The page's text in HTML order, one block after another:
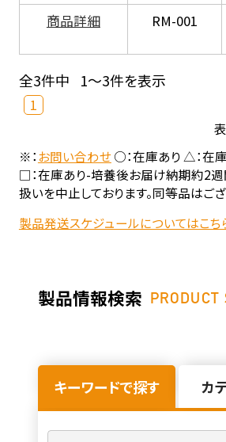
商品詳細 RM-001
全3件中 1～3件を表示
1
※：お問い合わせ○：在庫あり △：在
□：在庫あり-培養後お届け納期約2週
扱いを中止しております。同等品はござ
製品発送スケジュールについてはこち
製品情報検索 PRODUCT
キーワードで探す カ